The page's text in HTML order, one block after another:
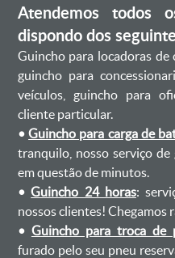
Atendemos todos
dispondo dos
Guincho para locadoras de
guincho para
veículos, guincho para
cliente particular.
•Guincho para carga de
tranquilo, nosso serviço
em questão de minutos.
•Guincho 24 horas:
nossos clientes! Chegamos
• Guincho para troca de
furado pelo seu pneu